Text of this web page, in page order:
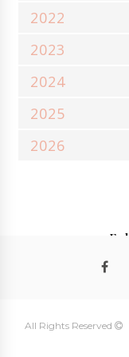
2022
2023
2024
2025
2026
All Rights Reserved